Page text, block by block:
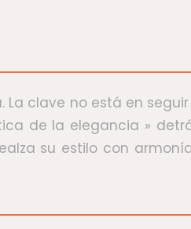
clave no está en
de la elegancia »
su estilo con